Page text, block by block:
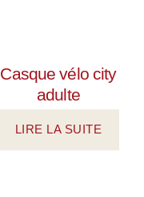
Casque vélo city
adulte
LIRE LA SUITE